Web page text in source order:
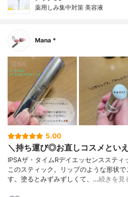
薬用しみ集中対策 美容液
Mana *
5.00
＼持ち運び◎お直しコスメとい
IPSAザ・タイムRデイエッセンスステ
このスティック。リップのような形状
す。塗るとみずみずしくて、…続きを見